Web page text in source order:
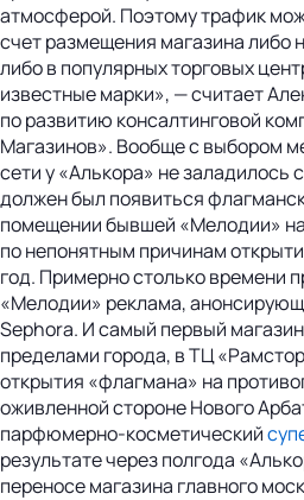
атмосферой. Поэтому трафик
счет размещения магазина либо
либо в популярных торговых
известные марки», — считает
по развитию консалтинговой
Магазинов». Вообще с выбором
сети у «Алькора» не заладилось
должен был появиться
помещении бывшей «Мелодии»
по непонятным причинам
год. Примерно столько времени
«Мелодии» реклама,
Sephora. И самый первый
пределами города, в ТЦ
открытия «флагмана» на
оживленной стороне Нового
парфюмерно-косметический
результате через полгода
переносе магазина главного